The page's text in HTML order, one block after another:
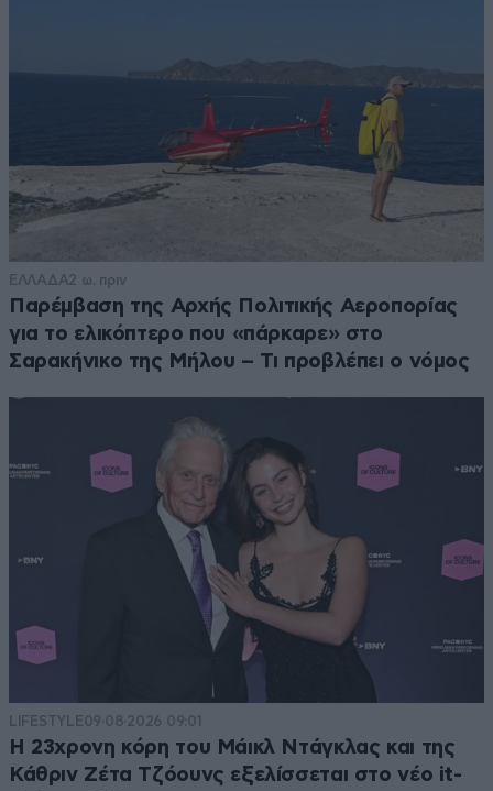
ΕΛΛΑΔΑ2 ω. πριν
Παρέμβαση της Αρχής Πολιτικής Αεροπορίας
για το ελικόπτερο που «πάρκαρε» στο
Σαρακήνικο της Μήλου – Τι προβλέπει ο νόμος
LIFESTYLE09·08·2026 09:01
Η 23χρονη κόρη τoυ Μάικλ Ντάγκλας και της
Κάθριν Ζέτα Τζόουνς εξελίσσεται στο νέο it-